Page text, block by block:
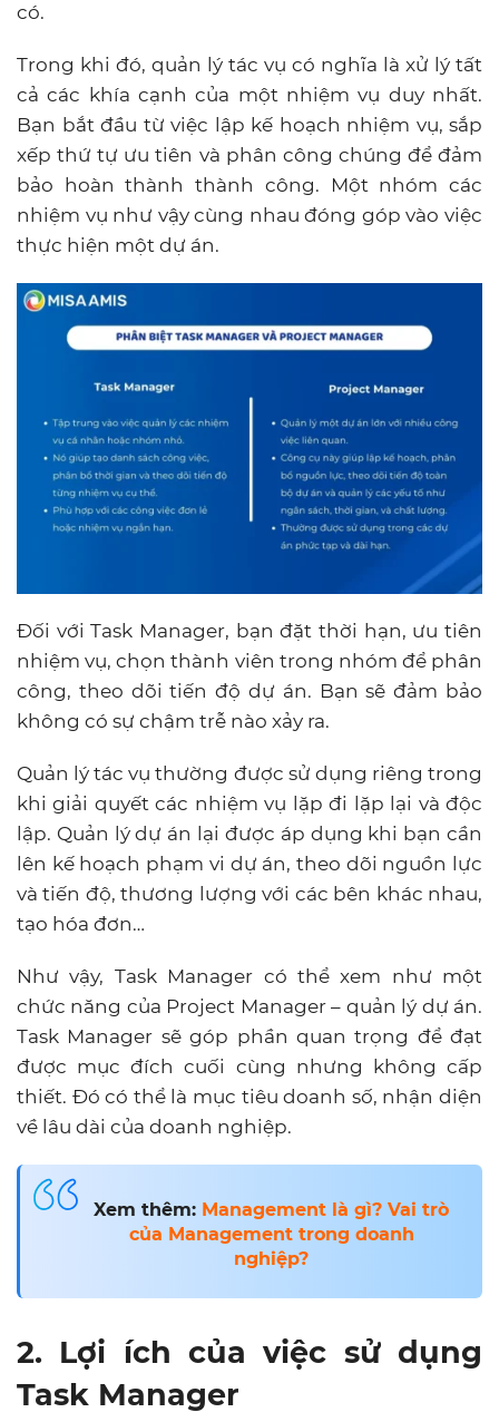
có.
Trong khi đó, quản lý tác vụ có nghĩa là xử lý tất
cả các khía cạnh của một nhiệm vụ duy nhất.
Bạn bắt đầu từ việc lập kế hoạch nhiệm vụ, sắp
xếp thứ tự ưu tiên và phân công chúng để đảm
bảo hoàn thành thành công. Một nhóm các
nhiệm vụ như vậy cùng nhau đóng góp vào việc
thực hiện một dự án.
Đối với Task Manager, bạn đặt thời hạn, ưu tiên
nhiệm vụ, chọn thành viên trong nhóm để phân
công, theo dõi tiến độ dự án. Bạn sẽ đảm bảo
không có sự chậm trễ nào xảy ra.
Quản lý tác vụ thường được sử dụng riêng trong
khi giải quyết các nhiệm vụ lặp đi lặp lại và độc
lập. Quản lý dự án lại được áp dụng khi bạn cần
lên kế hoạch phạm vi dự án, theo dõi nguồn lực
và tiến độ, thương lượng với các bên khác nhau,
tạo hóa đơn…
Như vậy, Task Manager có thể xem như một
chức năng của Project Manager – quản lý dự án.
Task Manager sẽ góp phần quan trọng để đạt
được mục đích cuối cùng nhưng không cấp
thiết. Đó có thể là mục tiêu doanh số, nhận diện
về lâu dài của doanh nghiệp.
Xem thêm: Management là gì? Vai trò
của Management trong doanh
nghiệp?
2. Lợi ích của việc sử dụng
Task Manager